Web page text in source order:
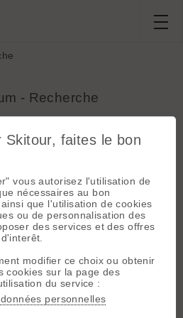
- Recherche
sujets
le 08.11.2024 à 20:27)
plum 80 état neuf dans une
se reconnaît et me donne la
de la perte , je lui redonnerai
Bonne journée Ni...
pour pente raide /
à 17:59)
pas du zeroG95 (parceque
(j ai les 2), qui est le meilleur
Skitour, faites le bon
vous autorisez l'utilisation de
nécessaires au bon
que l'utilisation de cookies
ou de personnalisation des
des services et des offres
modifier ce choix ou obtenir
cookies sur la page des
du service :
personnelles